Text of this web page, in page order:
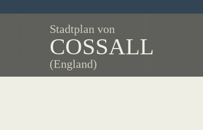
Stadtplan von
COSSALL
(England)